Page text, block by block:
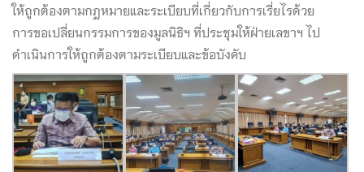
ให้ถูกต้องตามกฎหมายและระเบียบที่เกี่ยวกับการเรี่ยไรด้วย
การขอเปลี่ยนกรรมการของมูลนิธิฯ ที่ประชุมให้ฝ่ายเลขาฯ ไป
ดำเนินการให้ถูกต้องตามระเบียบและข้อบังคับ